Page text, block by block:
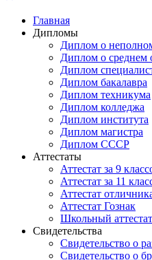
Главная
Дипломы
Диплом о
Диплом о среднем
Диплом
Диплом бакалавра
Диплом техникума
Диплом колледжа
Диплом института
Диплом магистра
Диплом СССР
Аттестаты
Аттестат за 9
Аттестат за 11
Аттестат
Аттестат Гознак
Школьный аттестат
Свидетельства
Свидетельство о
Свидетельство о